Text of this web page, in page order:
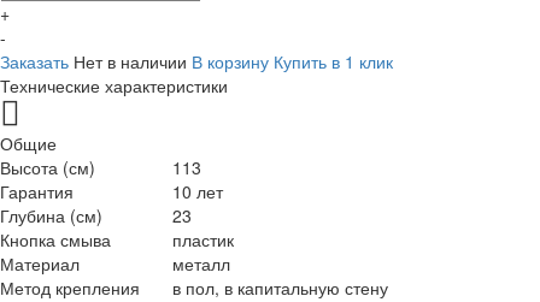
+
-
Заказать Нет в наличии В корзину Купить в 1 клик
Технические характеристики
Общие
Высота (см)
113
Гарантия
10 лет
Глубина (см)
23
Кнопка смыва
пластик
Материал
металл
Метод крепления
в пол, в капитальную стену